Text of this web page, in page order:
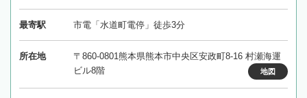
最寄駅 市電「水道町電停」徒歩3分
所在地
〒860-0801熊本県熊本市中央区安政町8-16 村瀬海運
ビル8階
地図